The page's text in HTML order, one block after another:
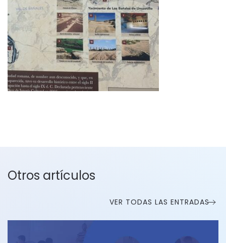
Otros artículos
VER TODAS LAS ENTRADAS